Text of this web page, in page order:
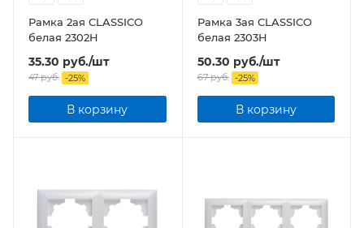
Рамка 2ая CLASSICO
белая 2302H
35.30 руб./шт
47руб. -25%
В корзину
Рамка 3ая CLASSICO
белая 2303H
50.30 руб./шт
67руб. -25%
В корзину